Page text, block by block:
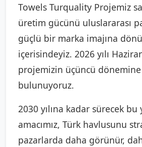
Towels Turquality Projemiz
üretim gücünü uluslararası
güçlü bir marka imajına
içerisindeyiz. 2026 yılı
projemizin üçüncü
bulunuyoruz.
2030 yılına kadar sürecek
amacımız, Türk havlusunu
pazarlarda daha görünür,